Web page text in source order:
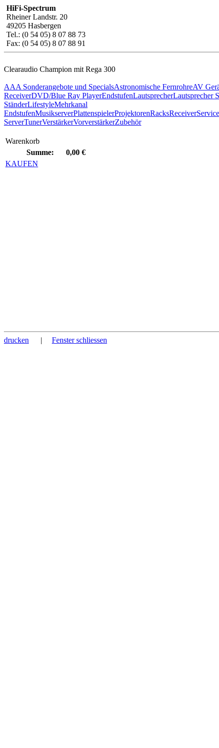
HiFi-Spectrum
Rheiner Landstr. 20
49205 Hasbergen
Tel.: (0 54 05) 8 07 88 73
Fax: (0 54 05) 8 07 88 91
Clearaudio Champion mit Rega 300
AAA Sonderangebote und SpecialsAstronomische FernrohreAV
ReceiverDVD/Blue Ray PlayerEndstufenLautsprecherLautsprecher
StänderLifestyleMehrkanal
EndstufenMusikserverPlattenspielerProjektorenRacksReceiverService
ServerTunerVerstärkerVorverstärkerZubehör
Warenkorb
Summe:
0,00 €
KAUFEN
drucken | Fenster schliessen